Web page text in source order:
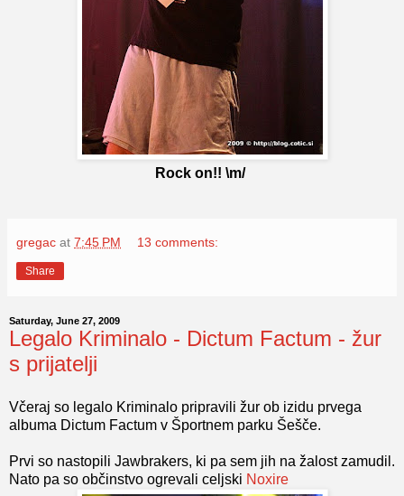
Rock on!! \m/
gregac at 7:45 PM 13 comments:
Share
Saturday, June 27, 2009
Legalo Kriminalo - Dictum Factum - žur
s prijatelji
Včeraj so legalo Kriminalo pripravili žur ob izidu prvega
albuma Dictum Factum v Športnem parku Šešče.
Prvi so nastopili Jawbrakers, ki pa sem jih na žalost zamudil.
Nato pa so občinstvo ogrevali celjski Noxire